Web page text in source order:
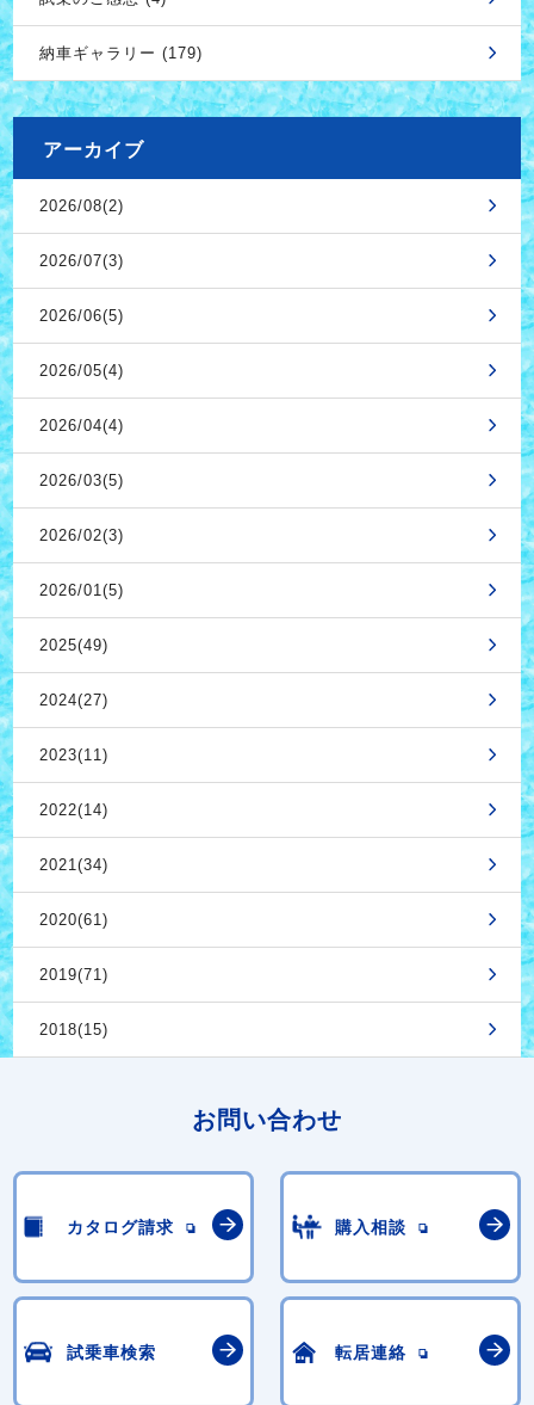
納車ギャラリー (179)
アーカイブ
2026/08(2)
2026/07(3)
2026/06(5)
2026/05(4)
2026/04(4)
2026/03(5)
2026/02(3)
2026/01(5)
2025(49)
2024(27)
2023(11)
2022(14)
2021(34)
2020(61)
2019(71)
2018(15)
お問い合わせ
カタログ請求 購入相談
試乗車検索 転居連絡